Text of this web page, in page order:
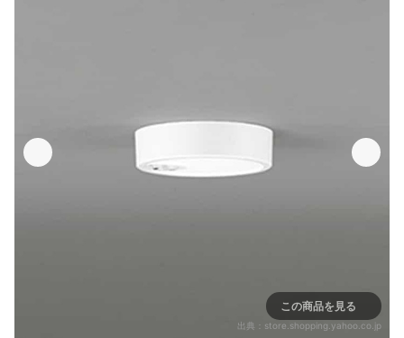
この商品を見る
出典： store.shopping.yahoo.co.jp